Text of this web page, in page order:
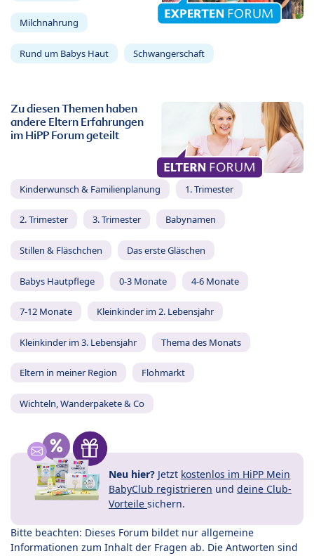
Milchnahrung
Rund um Babys Haut Schwangerschaft
Zu diesen Themen haben
andere Eltern Erfahrungen
im HiPP Forum geteilt
Kinderwunsch & Familienplanung 1. Trimester
2. Trimester 3. Trimester Babynamen
Stillen & Fläschchen Das erste Gläschen
Babys Hautpflege 0-3 Monate 4-6 Monate
7-12 Monate Kleinkinder im 2. Lebensjahr
Kleinkinder im 3. Lebensjahr Thema des Monats
Eltern in meiner Region Flohmarkt
Wichteln, Wanderpakete & Co
Neu hier? Jetzt kostenlos im HiPP Mein
BabyClub registrieren und deine Club-
Vorteile sichern.
Bitte beachten: Dieses Forum bildet nur allgemeine
Informationen zum Inhalt der Fragen ab. Die Antworten sind